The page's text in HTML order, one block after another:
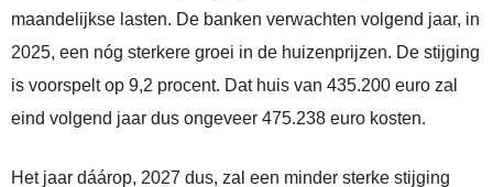
maandelijkse lasten. De banken verwachten volgend jaar, in
2025, een nóg sterkere groei in de huizenprijzen. De stijging
is voorspelt op 9,2 procent. Dat huis van 435.200 euro zal
eind volgend jaar dus ongeveer 475.238 euro kosten.
Het jaar dáárop, 2027 dus, zal een minder sterke stijging